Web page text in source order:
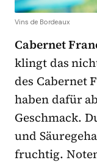
Vins de Bordeaux
Cabernet
klingt das
des Cabernet
haben dafür
Geschmack.
und
fruchtig.